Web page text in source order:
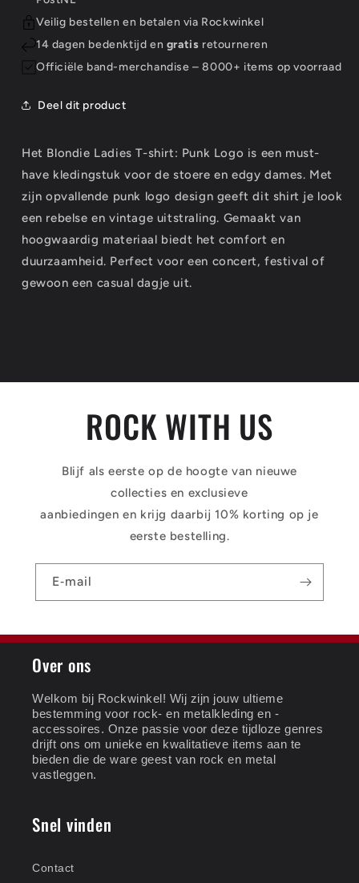
Veilig bestellen en betalen via Rockwinkel
14 dagen bedenktijd en gratis retourneren
Officiële band-merchandise – 8000+ items op voorraad
Deel dit product
Het Blondie Ladies T-shirt: Punk Logo is een must-
have kledingstuk voor de stoere en edgy dames. Met
zijn opvallende punk logo design geeft dit shirt je look
een rebelse en vintage uitstraling. Gemaakt van
hoogwaardig materiaal biedt het comfort en
duurzaamheid. Perfect voor een concert, festival of
gewoon een casual dagje uit.
ROCK WITH US
Blijf als eerste op de hoogte van nieuwe
collecties en exclusieve
aanbiedingen en krijg daarbij 10% korting op je
eerste bestelling.
E‑mail
Over ons
Welkom bij Rockwinkel! Wij zijn jouw ultieme
bestemming voor rock- en metalkleding en -
accessoires. Onze passie voor deze tijdloze genres
drijft ons om unieke en kwalitatieve items aan te
bieden die de ware geest van rock en metal
vastleggen.
Snel vinden
Contact